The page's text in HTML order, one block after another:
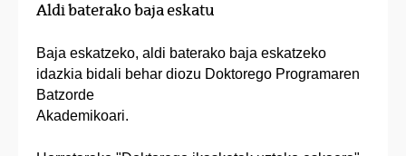
Aldi baterako baja eskatu
Baja eskatzeko, aldi baterako baja eskatzeko
idazkia bidali behar diozu Doktorego Programaren
Batzorde
Akademikoari.